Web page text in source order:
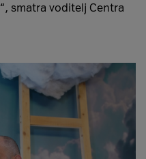
“, smatra voditelj Centra